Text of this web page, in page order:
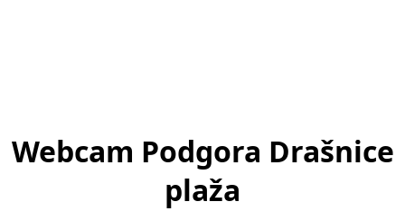
Webcam Podgora Drašnice
plaža